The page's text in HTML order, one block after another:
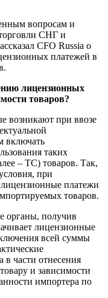
вопросам и
СНГ и
CFO Russia о
платежей в
лицензионных
товаров?
возникают при ввозе
включать
таких
– ТС) товаров. Так,
при
платежи
товаров.
органы, получив
лицензионные
всей суммы
в части отнесения
и зависимости
импортера по